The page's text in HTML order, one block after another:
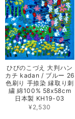
ひびのこづえ 大判ハン
カチ kadan / ブルー 26
色刷り 手捺染 縁取り刺
繍 綿100% 58x58cm
日本製 KH19-03
¥2,530